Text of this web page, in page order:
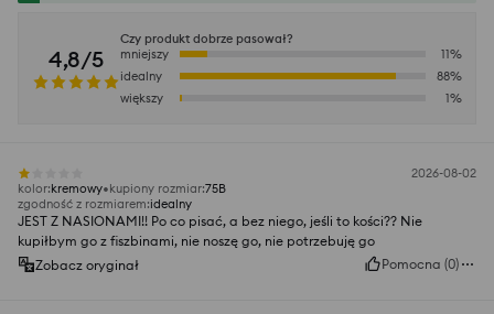
4,8/5
Czy produkt dobrze pasował?
mniejszy
11%
idealny
88%
większy
1%
2026-08-02
kolor:kremowy kupiony rozmiar:75B
zgodność z rozmiarem:idealny
JEST Z NASIONAMI!! Po co pisać, a bez niego, jeśli to kości?? Nie
kupiłbym go z fiszbinami, nie noszę go, nie potrzebuję go
Zobacz oryginał
Pomocna (0)